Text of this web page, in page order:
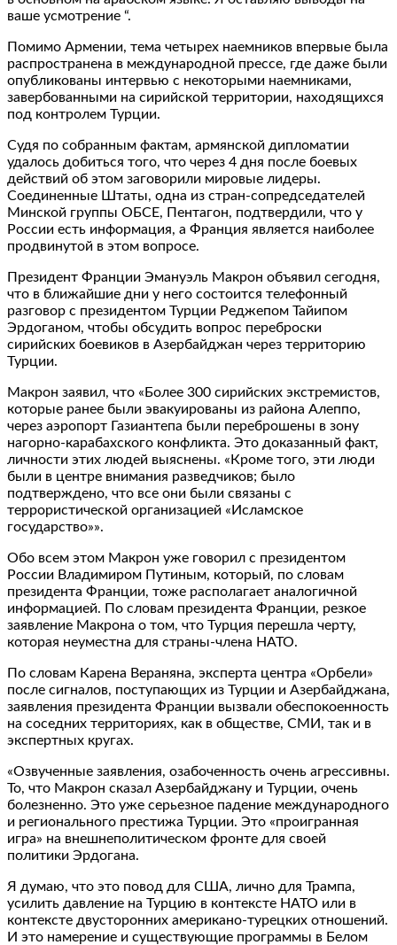
ваше усмотрение “.
Помимо Армении, тема четырех наемников впервые была
распространена в международной прессе, где даже были
опубликованы интервью с некоторыми наемниками,
завербованными на сирийской территории, находящихся
под контролем Турции.
Судя по собранным фактам, армянской дипломатии
удалось добиться того, что через 4 дня после боевых
действий об этом заговорили мировые лидеры.
Соединенные Штаты, одна из стран-сопредседателей
Минской группы ОБСЕ, Пентагон, подтвердили, что у
России есть информация, а Франция является наиболее
продвинутой в этом вопросе.
Президент Франции Эмануэль Макрон объявил сегодня,
что в ближайшие дни у него состоится телефонный
разговор с президентом Турции Реджепом Тайипом
Эрдоганом, чтобы обсудить вопрос переброски
сирийских боевиков в Азербайджан через территорию
Турции.
Макрон заявил, что «Более 300 сирийских экстремистов,
которые ранее были эвакуированы из района Алеппо,
через аэропорт Газиантепа были переброшены в зону
нагорно-карабахского конфликта. Это доказанный факт,
личности этих людей выяснены. «Кроме того, эти люди
были в центре внимания разведчиков; было
подтверждено, что все они были связаны с
террористической организацией «Исламское
государство»».
Обо всем этом Макрон уже говорил с президентом
России Владимиром Путиным, который, по словам
президента Франции, тоже располагает аналогичной
информацией. По словам президента Франции, резкое
заявление Макрона о том, что Турция перешла черту,
которая неуместна для страны-члена НАТО.
По словам Карена Вераняна, эксперта центра «Орбели»
после сигналов, поступающих из Турции и Азербайджана,
заявления президента Франции вызвали обеспокоенность
на соседних территориях, как в обществе, СМИ, так и в
экспертных кругах.
«Озвученные заявления, озабоченность очень агрессивны.
То, что Макрон сказал Азербайджану и Турции, очень
болезненно. Это уже серьезное падение международного
и регионального престижа Турции. Это «проигранная
игра» на внешнеполитическом фронте для своей
политики Эрдогана.
Я думаю, что это повод для США, лично для Трампа,
усилить давление на Турцию в контексте НАТО или в
контексте двусторонних американо-турецких отношений.
И это намерение и существующие программы в Белом